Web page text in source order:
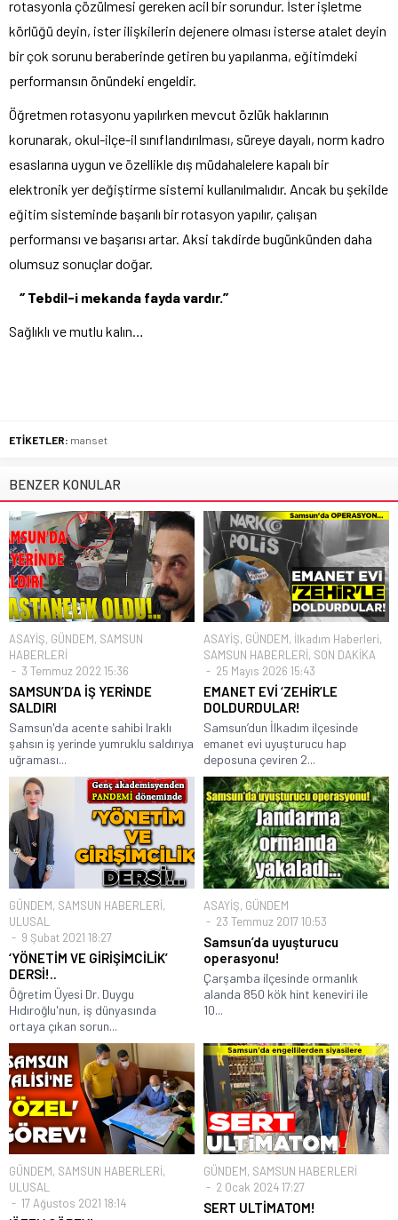
rotasyonla çözülmesi gereken acil bir sorundur. İster işletme
körlüğü deyin, ister ilişkilerin dejenere olması isterse atalet deyin
bir çok sorunu beraberinde getiren bu yapılanma, eğitimdeki
performansın önündeki engeldir.
Öğretmen rotasyonu yapılırken mevcut özlük haklarının
korunarak, okul-ilçe-il sınıflandırılması, süreye dayalı, norm kadro
esaslarına uygun ve özellikle dış müdahalelere kapalı bir
elektronik yer değiştirme sistemi kullanılmalıdır. Ancak bu şekilde
eğitim sisteminde başarılı bir rotasyon yapılır, çalışan
performansı ve başarısı artar. Aksi takdirde bugünkünden daha
olumsuz sonuçlar doğar.
‘’ Tebdil-i mekanda fayda vardır.’’
Sağlıklı ve mutlu kalın…
ETİKETLER: manset
BENZER KONULAR
ASAYİŞ, GÜNDEM, SAMSUN
HABERLERİ
3 Temmuz 2022 15:36
SAMSUN’DA İŞ YERİNDE
SALDIRI
Samsun'da acente sahibi Iraklı
şahsın iş yerinde yumruklu saldırıya
uğraması...
ASAYİŞ, GÜNDEM, İlkadım Haberleri,
SAMSUN HABERLERİ, SON DAKİKA
25 Mayıs 2026 15:43
EMANET EVİ ‘ZEHİR’LE
DOLDURDULAR!
Samsun’dun İlkadım ilçesinde
emanet evi uyuşturucu hap
deposuna çeviren 2...
GÜNDEM, SAMSUN HABERLERİ,
ULUSAL
9 Şubat 2021 18:27
‘YÖNETİM VE GİRİŞİMCİLİK’
DERSİ!..
Öğretim Üyesi Dr. Duygu
Hıdıroğlu'nun, iş dünyasında
ortaya çıkan sorun...
ASAYİŞ, GÜNDEM
23 Temmuz 2017 10:53
Samsun’da uyuşturucu
operasyonu!
Çarşamba ilçesinde ormanlık
alanda 850 kök hint keneviri ile
10...
GÜNDEM, SAMSUN HABERLERİ,
ULUSAL
17 Ağustos 2021 18:14
GÜNDEM, SAMSUN HABERLERİ
2 Ocak 2024 17:27
SERT ULTİMATOM!